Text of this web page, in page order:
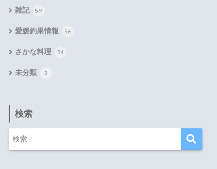
雑記 59
愛媛釣果情報 56
さかな料理 34
未分類 2
検索